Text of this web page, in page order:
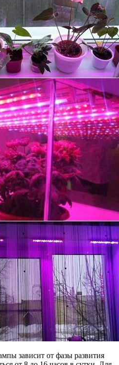
зависит от фазы развития